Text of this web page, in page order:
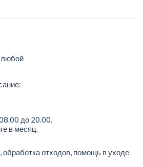
любой
до 20.00.
в месяц.
обработка отходов, помощь в уходе